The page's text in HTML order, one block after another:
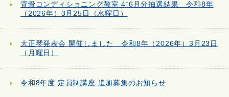
背骨コンディショニング教室 4⁻6月分抽選結果 令和8年
（2026年）3月25日（水曜日）
大正琴発表会 開催しました 令和8年（2026年）3月23日
（月曜日）
令和8年度 定員制講座 追加募集のお知らせ